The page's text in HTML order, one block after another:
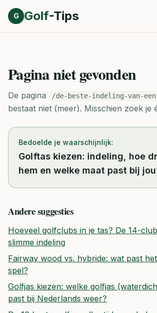
Direct naar inhoud
G Golf-Tips
Pagina niet gevonden
De pagina /de-beste-indeling-van-
bestaat niet (meer). Misschien zoek je
Bedoelde je waarschijnlijk:
Golftas kiezen: indeling, hoe
hem en welke maat past bij
Andere suggesties
Hoeveel golfclubs in je tas? De 14-
slimme indeling
Fairway wood vs. hybride: wat past
spel?
Golfjas kiezen: welke golfjas
past bij Nederlands weer?